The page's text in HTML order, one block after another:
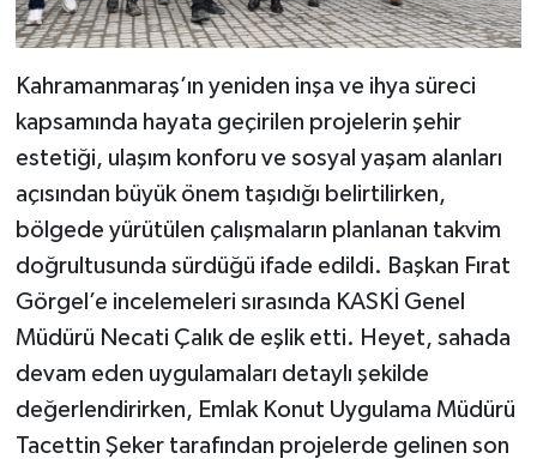
Kahramanmaraş’ın yeniden inşa ve ihya süreci
kapsamında hayata geçirilen projelerin şehir
estetiği, ulaşım konforu ve sosyal yaşam alanları
açısından büyük önem taşıdığı belirtilirken,
bölgede yürütülen çalışmaların planlanan takvim
doğrultusunda sürdüğü ifade edildi. Başkan Fırat
Görgel’e incelemeleri sırasında KASKİ Genel
Müdürü Necati Çalık de eşlik etti. Heyet, sahada
devam eden uygulamaları detaylı şekilde
değerlendirirken, Emlak Konut Uygulama Müdürü
Tacettin Şeker tarafından projelerde gelinen son